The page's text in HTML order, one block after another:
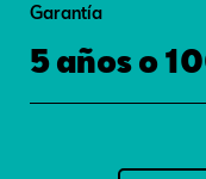
Garantía
5 años o